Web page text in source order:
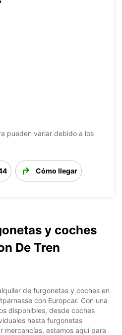
pueden variar debido a los
Cómo llegar
y coches
De Tren
de furgonetas y coches en
con Europcar. Con una
disponibles, desde coches
hasta furgonetas
mercancías, estamos aquí para